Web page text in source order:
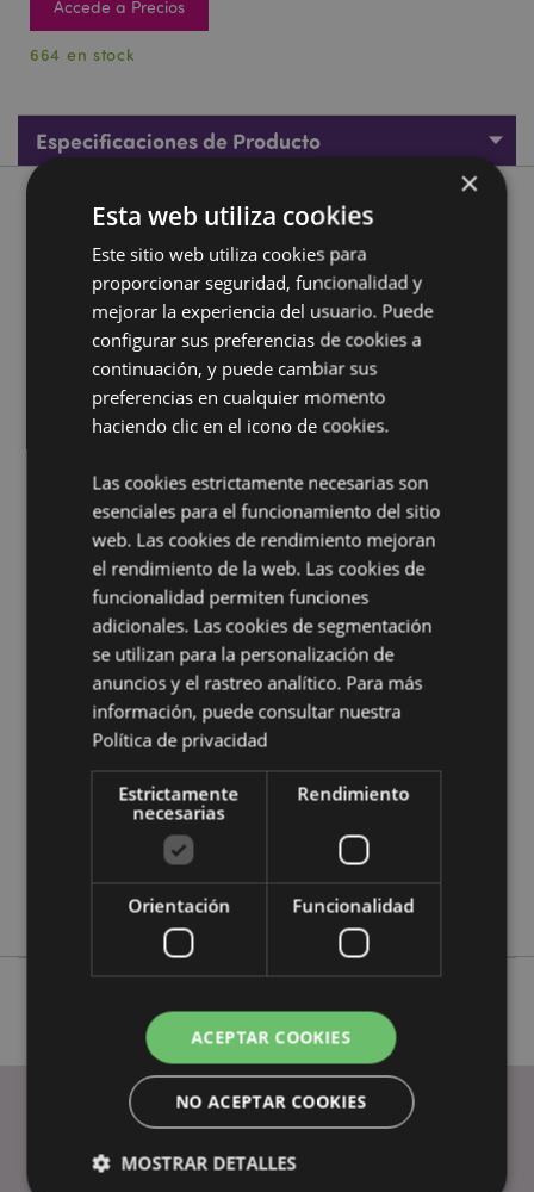
Accede a Precios
664 en stock
Especificaciones de Producto
Descripción de Producto
Almohada de Viaje con Antifaz Relaxeazzz Adoramals
Oliver el Cerdito
Material: 95% Poliéster y 5% Spyex
Ganador Premio Regalo del Año:Novedad 2020
Antifaz con Enganche en Clic Sí
¿Quieres saber más acerca de los métodos de trabajo
de Puckator?Encuentra todo lo que necesitas saber
en laguía de compra del cliente.
Características del Producto
Información
Altura 14cm Largo 16cm Profundidad 11cm
Abierto 16x28x6cm
5055071789212
56
0.170000
No
Adoramals
ENLACES ÚTILES
×
Esta web utiliza cookies
Este sitio web utiliza cookies para
proporcionar seguridad, funcionalidad y
mejorar la experiencia del usuario. Puede
configurar sus preferencias de cookies a
continuación, y puede cambiar sus
preferencias en cualquier momento
haciendo clic en el icono de cookies.
Las cookies estrictamente necesarias son
esenciales para el funcionamiento del sitio
web. Las cookies de rendimiento mejoran
el rendimiento de la web. Las cookies de
funcionalidad permiten funciones
adicionales. Las cookies de segmentación
se utilizan para la personalización de
anuncios y el rastreo analítico. Para más
información, puede consultar nuestra
Política de privacidad
Estrictamente
necesarias
Rendimiento
Orientación Funcionalidad
ACEPTAR COOKIES
NO ACEPTAR COOKIES
MOSTRAR DETALLES